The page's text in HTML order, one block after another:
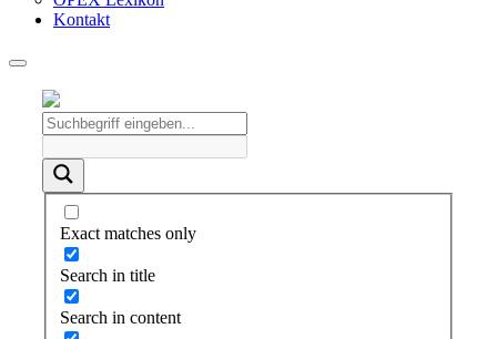
Kontakt
Exact matches only
Search in title
Search in content